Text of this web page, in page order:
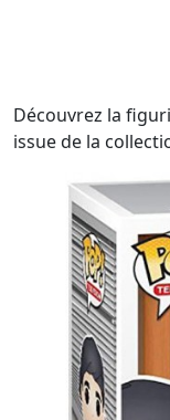
Découvrez la
issue de la